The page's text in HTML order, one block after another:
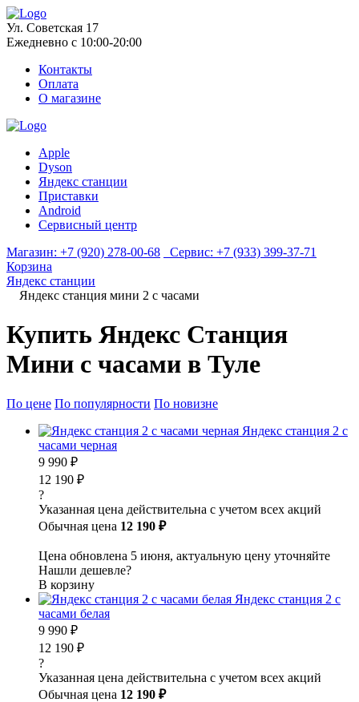
Ул. Советская 17
Ежедневно с 10:00-20:00
Контакты
Оплата
О магазине
Apple
Dyson
Яндекс станции
Приставки
Android
Сервисный центр
Магазин: +7 (920) 278-00-68 Сервис: +7 (933) 399-37-71
Корзина
Яндекс станции
Яндекс станция мини 2 с часами
Купить Яндекс Станция
Мини с часами в Туле
По цене По популярности По новизне
Яндекс станция 2 с
часами черная
9 990 ₽
12 190 ₽
?
Указанная цена действительна с учетом всех акций
Обычная цена 12 190 ₽
Цена обновлена 5 июня, актуальную цену уточняйте
Нашли дешевле?
В корзину
Яндекс станция 2 с
часами белая
9 990 ₽
12 190 ₽
?
Указанная цена действительна с учетом всех акций
Обычная цена 12 190 ₽